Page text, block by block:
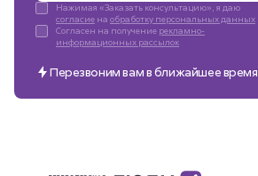
Нажимая «Заказать консультацию», я даю
согласие на обработку персональных данных
Согласен на получение рекламно-
информационных рассылок
Перезвоним вам в ближайшее время